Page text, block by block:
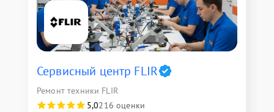
Сервисный центр FLIR
Ремонт техники FLIR
5,0216 оценки